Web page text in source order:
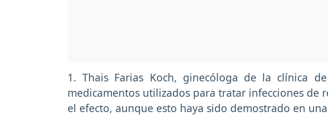
1. Thais Farias Koch, ginecóloga de la clínica
medicamentos utilizados para tratar infecciones de
el efecto, aunque esto haya sido demostrado en